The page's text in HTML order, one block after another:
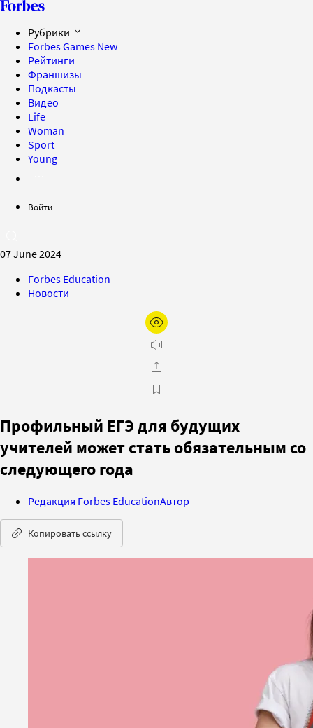
Рубрики
Forbes Games New
Рейтинги
Франшизы
Подкасты
Видео
Life
Woman
Sport
Young
Войти
07 June 2024
Forbes Education
Новости
Профильный ЕГЭ для будущих
учителей может стать обязательным со
следующего года
Редакция Forbes EducationАвтор
Копировать ссылку